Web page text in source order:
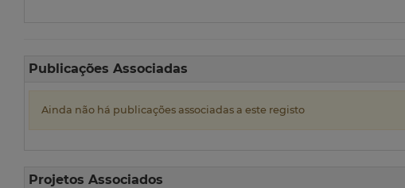
Publicações Associadas
Ainda não há publicações associadas a este registo
Projetos Associados